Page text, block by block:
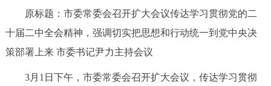
市领导 机构职能 政策服务
政策兑现 政策解读
原标题：市委常委会召开扩大会议传达学习贯彻党的二
十届二中全会精神，强调切实把思想和行动统一到党中央决
策部署上来 市委书记尹力主持会议
3月1日下午，市委常委会召开扩大会议，传达学习贯彻